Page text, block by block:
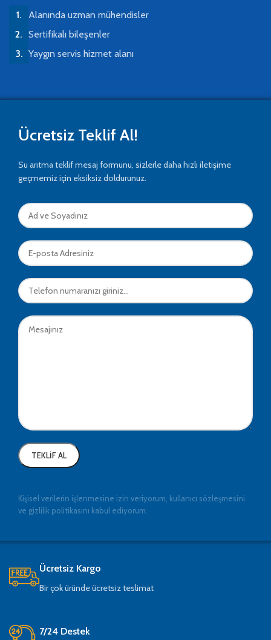
Alanında uzman mühendisler
Sertifikalı bileşenler
Yaygın servis hizmet alanı
Ücretsiz Teklif Al!
Su arıtma teklif mesaj formunu, sizlerle daha hızlı iletişime
geçmemiz için eksiksiz doldurunuz.
Kişisel verilerin işlenmesine izin veriyorum, kullanıcı sözleşmesini
ve gizlilik politikasını kabul ediyorum.
Ücretsiz Kargo
Bir çok üründe ücretsiz teslimat
7/24 Destek